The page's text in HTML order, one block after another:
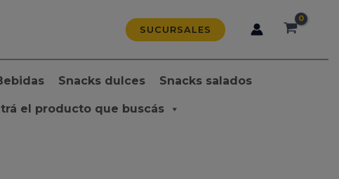
SUCURSALES
Snacks dulces Snacks salados
el producto que buscás